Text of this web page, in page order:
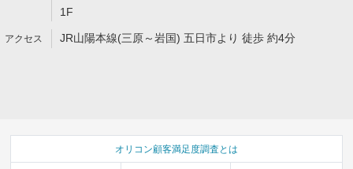
1F
JR山陽本線(三原～岩国) 五日市より 徒歩 約4分
オリコン顧客満足度調査とは